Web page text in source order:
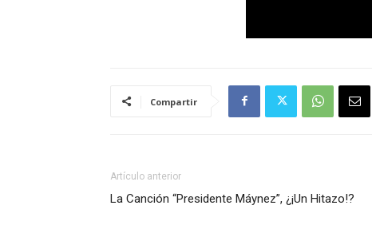
Compartir
Artículo anterior
La Canción “Presidente Máynez”, ¿¡Un Hitazo!?